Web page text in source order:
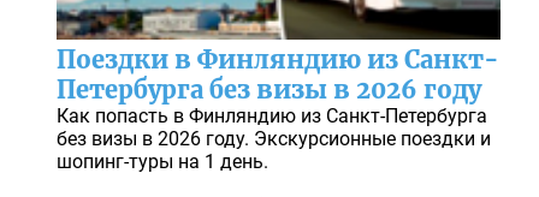
Поездки в Финляндию из Санкт-
Петербурга без визы в 2026 году
Как попасть в Финляндию из Санкт-Петербурга
без визы в 2026 году. Экскурсионные поездки и
шопинг-туры на 1 день.